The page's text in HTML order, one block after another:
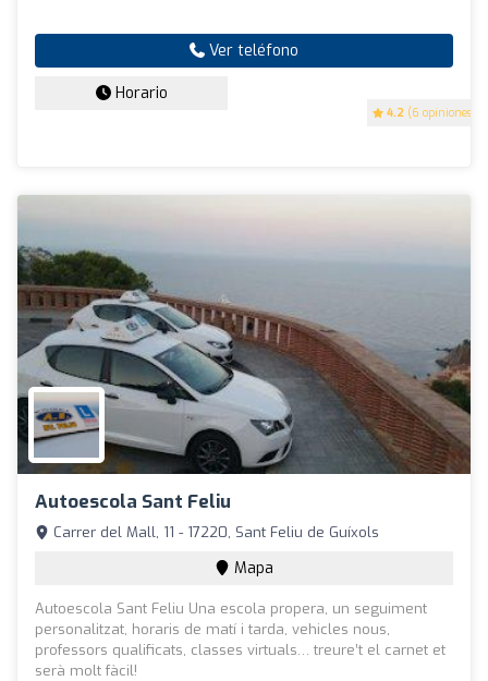
4.2 (6 opiniones)
Ver teléfono
Horario
Autoescola Sant Feliu
Carrer del Mall, 11 - 17220, Sant Feliu de Guíxols
Mapa
Autoescola Sant Feliu Una escola propera, un seguiment
personalitzat, horaris de matí i tarda, vehicles nous,
professors qualificats, classes virtuals… treure’t el carnet et
serà molt fàcil!